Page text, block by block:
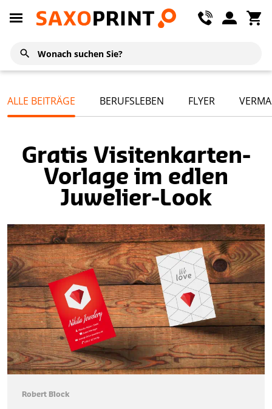
ALLE BEITRÄGE BERUFSLEBEN FLYER
Gratis Visitenkarten-
Vorlage im edlen
Juwelier-Look
Robert Block